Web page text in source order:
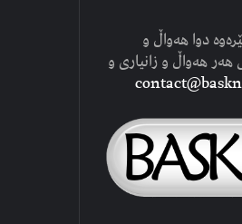
دوا هەواڵ و
هەر هەواڵ و زانیاری و